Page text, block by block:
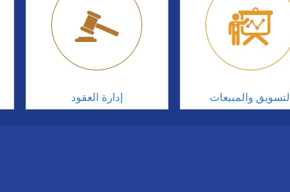
إدارة العقود التسويق والمبيعات